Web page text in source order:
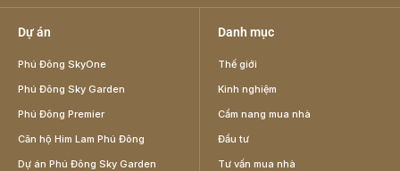
Dự án
Phú Đông SkyOne
Phú Đông Sky Garden
Phú Đông Premier
Căn hộ Him Lam Phú Đông
Dự án Phú Đông Sky Garden
Danh mục
Thế giới
Kinh nghiệm
Cẩm nang mua nhà
Đầu tư
Tư vấn mua nhà